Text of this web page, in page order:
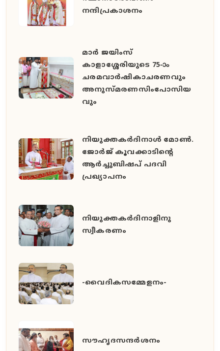
നന്ദിപ്രകാശനം
മാർ ജയിംസ്
കാളാശ്ശേരിയുടെ 75-ാം
ചരമവാർഷികാചരണവും
അനുസ്മരണസിംപോസിയ
വും
നിയുക്തകർദിനാൾ മോൺ.
ജോർജ് കൂവക്കാടിൻ്റെ
ആർച്ചുബിഷപ് പദവി
പ്രഖ്യാപനം
നിയുക്തകർദിനാളിനു
സ്വീകരണം
-വൈദികസമ്മേളനം-
സൗഹൃദസന്ദർശനം